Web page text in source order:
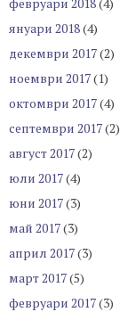
януари 2018(4)
декември 2017(2)
ноември 2017(1)
октомври 2017(4)
септември 2017(2)
август 2017(2)
юли 2017(4)
юни 2017(3)
май 2017(3)
април 2017(3)
март 2017(5)
февруари 2017(3)